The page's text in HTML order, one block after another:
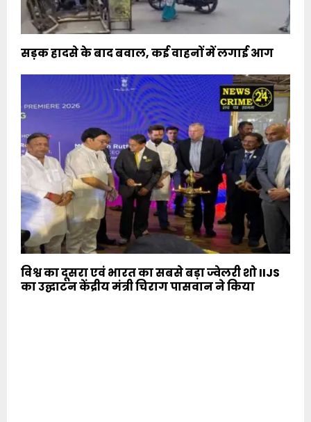
सड़क हादसे के बाद बवाल, कई वाहनों में लगाई आग
विश्व का दूसरा एवं भारत का सबसे बड़ा ज्वेलरी शो IIJS
का उद्घाटन केंद्रीय मंत्री चिराग पासवान ने किया